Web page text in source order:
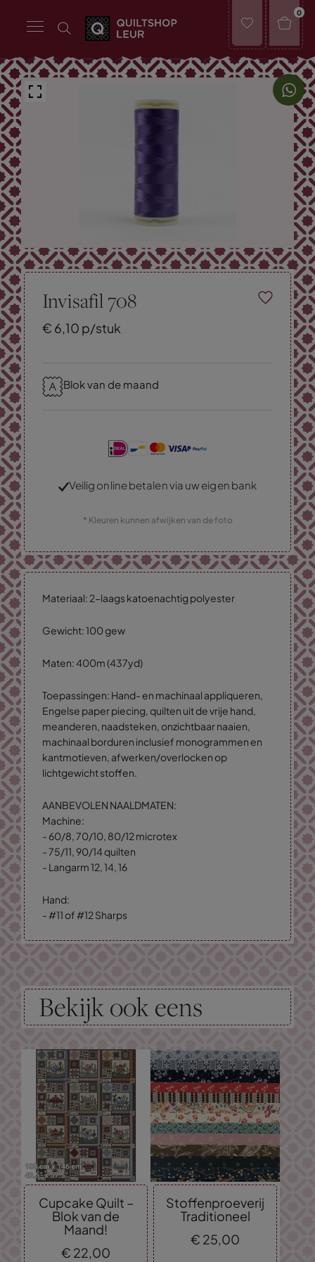
0
Invisafil 708
€ 6,10 p/stuk
Blok van de maand
Veilig online betalen via uw eigen bank
* Kleuren kunnen afwijken van de foto
Materiaal: 2-laags katoenachtig polyester
Gewicht: 100 gew
Maten: 400m (437yd)
Toepassingen: Hand- en machinaal appliqueren,
Engelse paper piecing, quilten uit de vrije hand,
meanderen, naadsteken, onzichtbaar naaien,
machinaal borduren inclusief monogrammen en
kantmotieven, afwerken/overlocken op
lichtgewicht stoffen.
AANBEVOLEN NAALDMATEN:
Machine:
- 60/8, 70/10, 80/12 microtex
- 75/11, 90/14 quilten
- Langarm 12, 14, 16
Hand:
- #11 of #12 Sharps
Bekijk ook eens
Cupcake Quilt –
Blok van de
Maand!
€ 22,00
Stoffenproeverij
Traditioneel
€ 25,00